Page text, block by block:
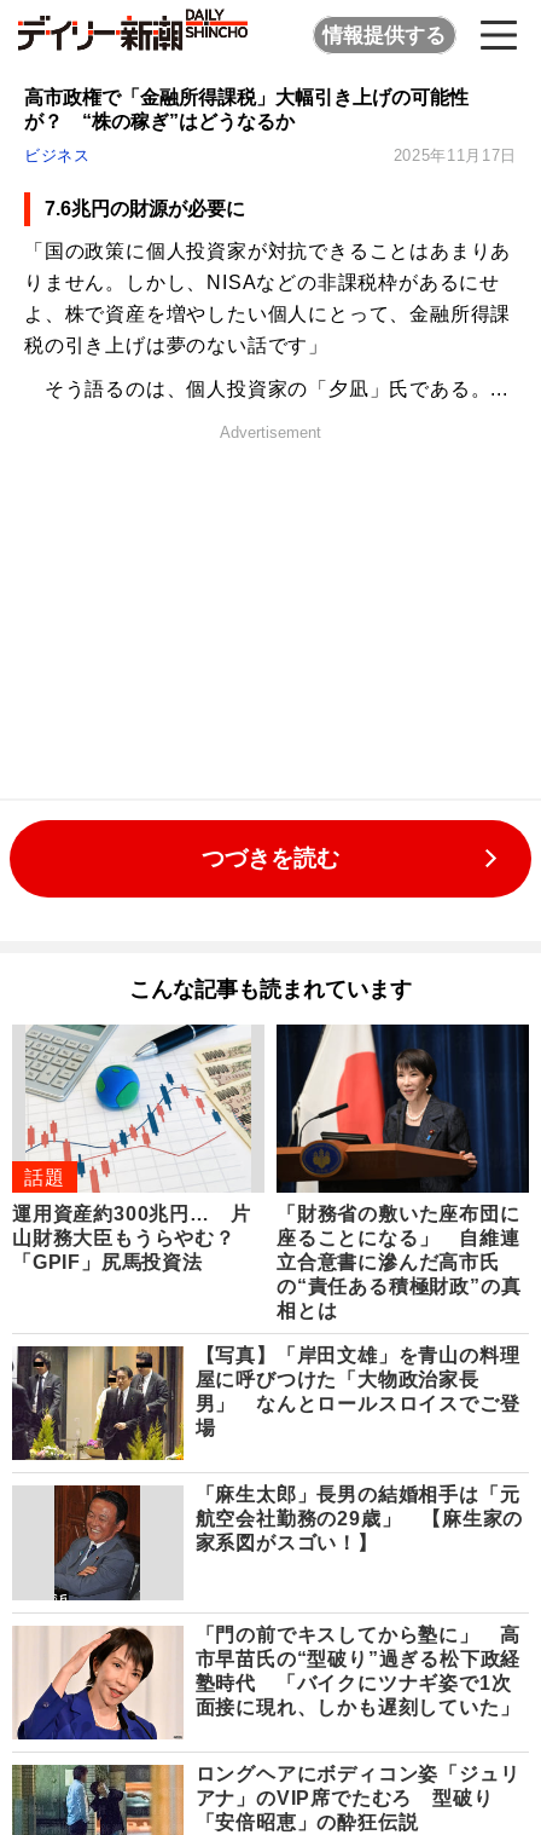
情報提供する
高市政権で「金融所得課税」大幅引き上げの可能性
が？ “株の稼ぎ”はどうなるか
ビジネス 2025年11月17日
7.6兆円の財源が必要に
「国の政策に個人投資家が対抗できることはあまりあ
りません。しかし、NISAなどの非課税枠があるにせ
よ、株で資産を増やしたい個人にとって、金融所得課
税の引き上げは夢のない話です」
そう語るのは、個人投資家の「夕凪」氏である。...
Advertisement
つづきを読む
こんな記事も読まれています
話題
運用資産約300兆円… 片
山財務大臣もうらやむ？
「GPIF」尻馬投資法
「財務省の敷いた座布団に
座ることになる」 自維連
立合意書に滲んだ高市氏
の“責任ある積極財政”の真
相とは
【写真】「岸田文雄」を青山の料理
屋に呼びつけた「大物政治家長
男」 なんとロールスロイスでご登
場
「麻生太郎」長男の結婚相手は「元
航空会社勤務の29歳」 【麻生家の
家系図がスゴい！】
「門の前でキスしてから塾に」 高
市早苗氏の“型破り”過ぎる松下政経
塾時代 「バイクにツナギ姿で1次
面接に現れ、しかも遅刻していた」
ロングヘアにボディコン姿「ジュリ
アナ」のVIP席でたむろ 型破り
「安倍昭恵」の酔狂伝説